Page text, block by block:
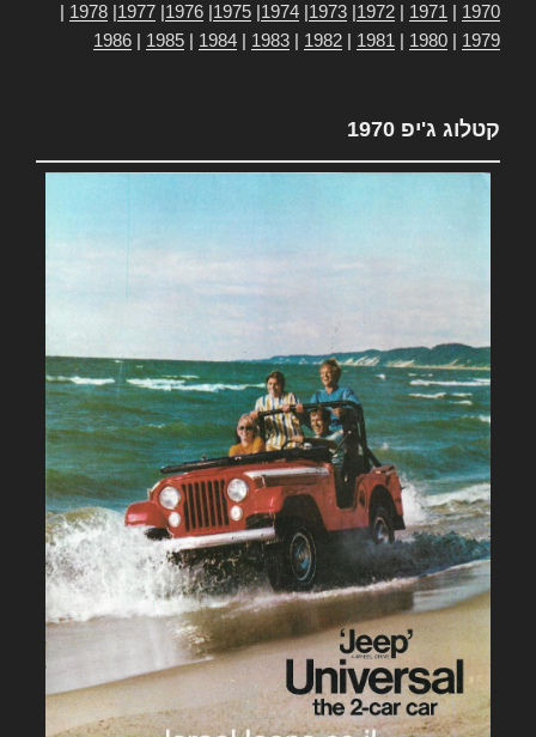
1970
1971
1972
1973
1974
1975
1976
1977
1978
1979
1980
1981
1982
1983
1984
1985
1986
קטלוג ג'יפ 1970